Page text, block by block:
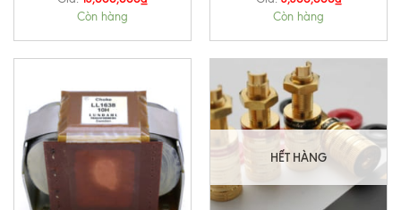
Còn hàng Còn hàng
HẾT HÀNG